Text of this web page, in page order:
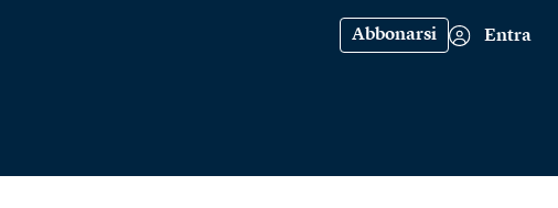
Abbonarsi Entra